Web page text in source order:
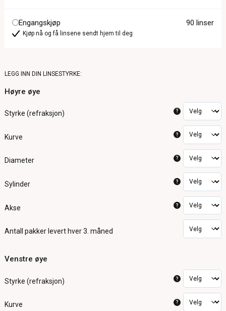
Engangskjøp 90 linser
Kjøp nå og få linsene sendt hjem til deg
LEGG INN DIN LINSESTYRKE:
Høyre øye
Styrke (refraksjon) ?
Kurve ?
Diameter ?
Sylinder ?
Akse ?
Antall pakker levert hver 3. måned
Venstre øye
Styrke (refraksjon) ?
Kurve ?